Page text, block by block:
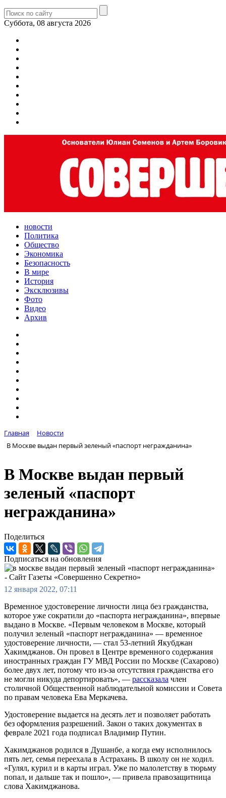
Суббота, 08 августа 2026
новости
Политика
Общество
Экономика
Безопасность
В мире
История
Эксклюзивы
Фото
Видео
Архив
Главная
Новости
В Москве выдан первый зеленый «паспорт негражданина»
В Москве выдан первый
зеленый «паспорт
негражданина»
Поделиться
Подписаться на обновления
12 января 2022, 07:11
Временное удостоверение личности лица без гражданства,
которое уже сократили до «паспорта негражданина», впервые
выдано в Москве. «Первым человеком в Москве, который
получил зеленый «паспорт негражданина» — временное
удостоверение личности, — стал 53-летний Якубджан
Хакимджанов. Он провел в Центре временного содержания
иностранных граждан ГУ МВД России по Москве (Сахарово)
более двух лет, потому что из-за отсутствия гражданства его
не могли никуда депортировать», — рассказала член
столичной Общественной наблюдательной комиссии и Совета
по правам человека Ева Меркачева.
Удостоверение выдается на десять лет и позволяет работать
без оформления разрешений. Закон о таких документах в
феврале 2021 года подписал Владимир Путин.
Хакимджанов родился в Душанбе, а когда ему исполнилось
пять лет, семья переехала в Астрахань. В школу он не ходил.
«Гулял, курил и в карты играл. Уже по малолетству в тюрьму
попал, и дальше так и пошло», — привела правозащитница
слова Хакимджанова.